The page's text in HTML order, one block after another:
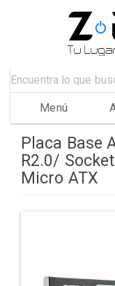
Menú
Placa Base
R2.0/
Micro ATX